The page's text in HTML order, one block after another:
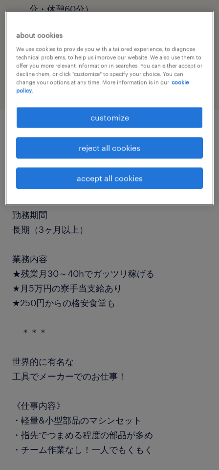
分・休憩60分）
job category
engineering
job details
職種
組立・部品加工、マシンオペレーター
勤務期間
長期（3ヶ月以上）
業務内容
★残業月30～40hでガッツリ稼げる
★月5万円の寮手当支給あり
★250円からの格安食堂も
＊＊＊
世界的に有名な
工具でメーカーでのお仕事！
《仕事内容》
・軽量&小型部品のマシンセット
・指先でつまめる程度の部品が多め
・チーム作業なし！一人でもくもく
about cookies
We use cookies to provide you with a tailored experience, to diagnose
technical problems, to help us improve our website. We also use them to
offer you more relevant information in searches. You can either accept or
decline them, or click "customize" to specify your choice. You can
change your options at any time. More information is in our cookie
policy.
customize
reject all cookies
accept all cookies